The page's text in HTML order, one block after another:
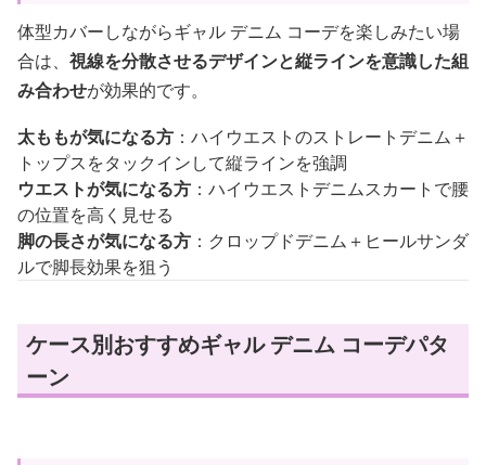
体型カバーしながらギャル デニム コーデを楽しみたい場
合は、 視線を分散させるデザインと縦ラインを意識した組
み合わせが効果的です。
太ももが気になる方 ：ハイウエストのストレートデニム＋
トップスをタックインして縦ラインを強調
ウエストが気になる方 ：ハイウエストデニムスカートで腰
の位置を高く見せる
脚の長さが気になる方 ：クロップドデニム＋ヒールサンダ
ルで脚長効果を狙う
ケース別おすすめギャル デニム コーデパタ
ーン